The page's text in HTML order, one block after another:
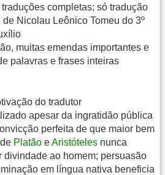
completas; só tradução
de Nicolau Leônico Tomeu do 3º
muitas emendas importantes e
palavras e frases inteiras
do tradutor
apesar da ingratidão pública
perfeita de que maior bem
Platão eAristóteles nunca
divindade ao homem; persuasão
em língua nativa beneficia